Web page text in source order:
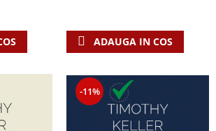
ADAUGA IN COS
-11%